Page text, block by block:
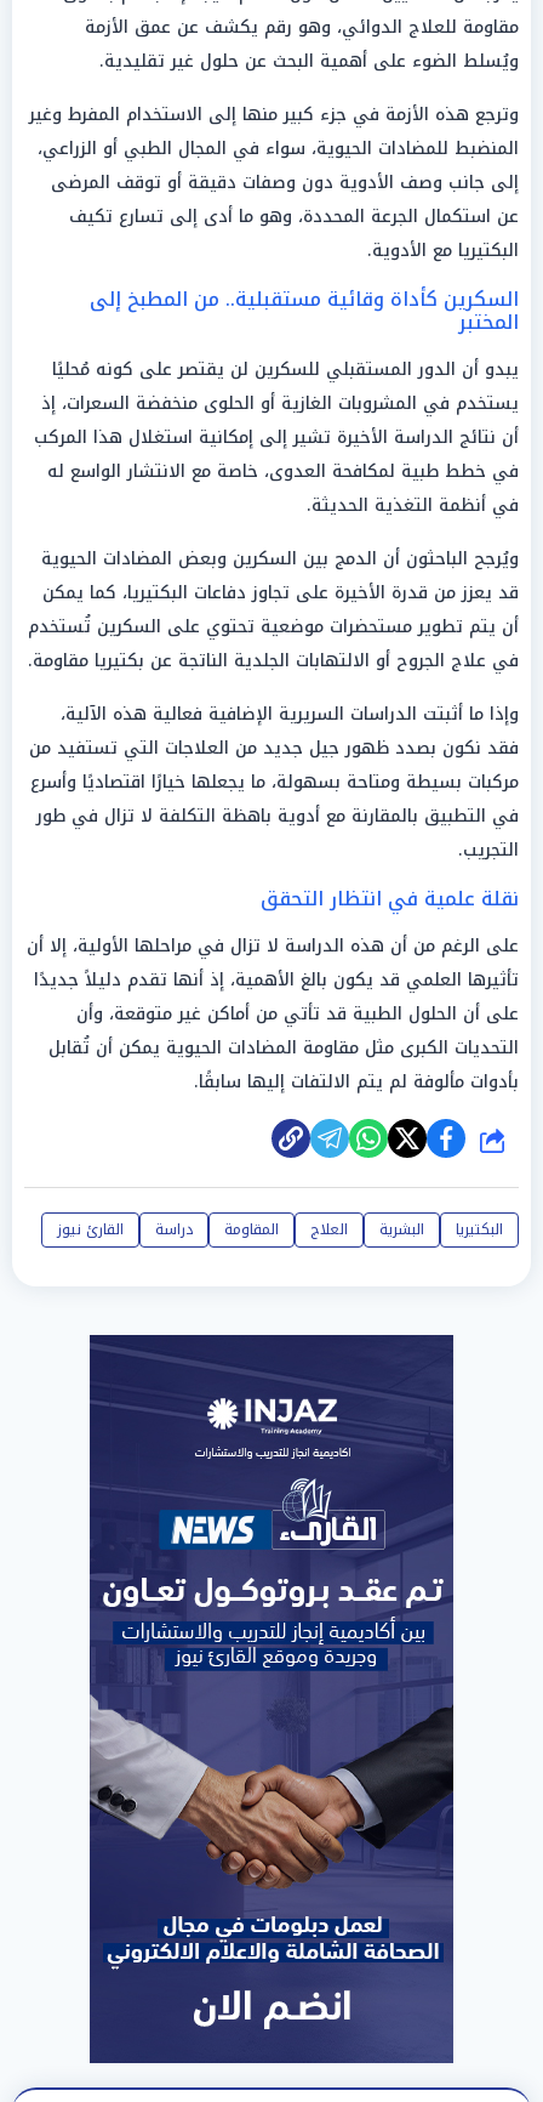
مقاومة للعلاج الدوائي، وهو رقم يكشف عن عمق الأزمة
ويُسلط الضوء على أهمية البحث عن حلول غير تقليدية.
وترجع هذه الأزمة في جزء كبير منها إلى الاستخدام المفرط وغير
المنضبط للمضادات الحيوية، سواء في المجال الطبي أو الزراعي،
إلى جانب وصف الأدوية دون وصفات دقيقة أو توقف المرضى
عن استكمال الجرعة المحددة، وهو ما أدى إلى تسارع تكيف
البكتيريا مع الأدوية.
السكرين كأداة وقائية مستقبلية.. من المطبخ إلى
المختبر
يبدو أن الدور المستقبلي للسكرين لن يقتصر على كونه مُحليًا
يستخدم في المشروبات الغازية أو الحلوى منخفضة السعرات، إذ
أن نتائج الدراسة الأخيرة تشير إلى إمكانية استغلال هذا المركب
في خطط طبية لمكافحة العدوى، خاصة مع الانتشار الواسع له
في أنظمة التغذية الحديثة.
ويُرجح الباحثون أن الدمج بين السكرين وبعض المضادات الحيوية
قد يعزز من قدرة الأخيرة على تجاوز دفاعات البكتيريا، كما يمكن
أن يتم تطوير مستحضرات موضعية تحتوي على السكرين تُستخدم
في علاج الجروح أو الالتهابات الجلدية الناتجة عن بكتيريا مقاومة.
وإذا ما أثبتت الدراسات السريرية الإضافية فعالية هذه الآلية،
فقد نكون بصدد ظهور جيل جديد من العلاجات التي تستفيد من
مركبات بسيطة ومتاحة بسهولة، ما يجعلها خيارًا اقتصاديًا وأسرع
في التطبيق بالمقارنة مع أدوية باهظة التكلفة لا تزال في طور
التجريب.
نقلة علمية في انتظار التحقق
على الرغم من أن هذه الدراسة لا تزال في مراحلها الأولية، إلا أن
تأثيرها العلمي قد يكون بالغ الأهمية، إذ أنها تقدم دليلاً جديدًا
على أن الحلول الطبية قد تأتي من أماكن غير متوقعة، وأن
التحديات الكبرى مثل مقاومة المضادات الحيوية يمكن أن تُقابل
بأدوات مألوفة لم يتم الالتفات إليها سابقًا.
شارك
البكتيريا البشرية العلاج المقاومة دراسة القارئ نيوز